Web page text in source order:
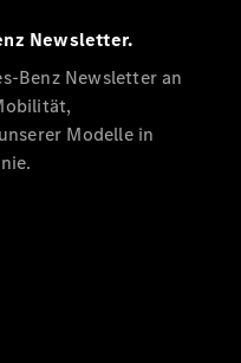
Newsletter.
Benz Newsletter an
Modelle in